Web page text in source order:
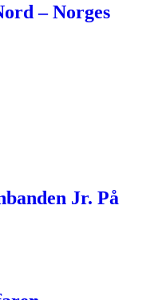
– Norges
Jr. På